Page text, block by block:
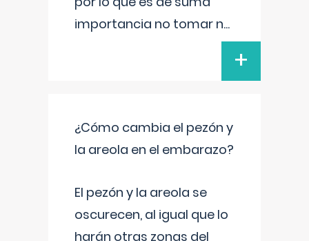
importancia no tomar n...
+
¿Cómo cambia el pezón y
la areola en el embarazo?
El pezón y la areola se
oscurecen, al igual que lo
harán otras zonas del